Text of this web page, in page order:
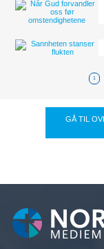
1
GÅ TIL